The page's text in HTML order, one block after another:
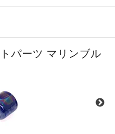
パーツ マリンブル